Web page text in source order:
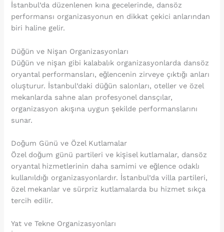
İstanbul’da düzenlenen kına gecelerinde, dansöz
performansı organizasyonun en dikkat çekici anlarından
biri haline gelir.
Düğün ve Nişan Organizasyonları
Düğün ve nişan gibi kalabalık organizasyonlarda dansöz
oryantal performansları, eğlencenin zirveye çıktığı anları
oluşturur. İstanbul’daki düğün salonları, oteller ve özel
mekanlarda sahne alan profesyonel dansçılar,
organizasyon akışına uygun şekilde performanslarını
sunar.
Doğum Günü ve Özel Kutlamalar
Özel doğum günü partileri ve kişisel kutlamalar, dansöz
oryantal hizmetlerinin daha samimi ve eğlence odaklı
kullanıldığı organizasyonlardır. İstanbul’da villa partileri,
özel mekanlar ve sürpriz kutlamalarda bu hizmet sıkça
tercih edilir.
Yat ve Tekne Organizasyonları